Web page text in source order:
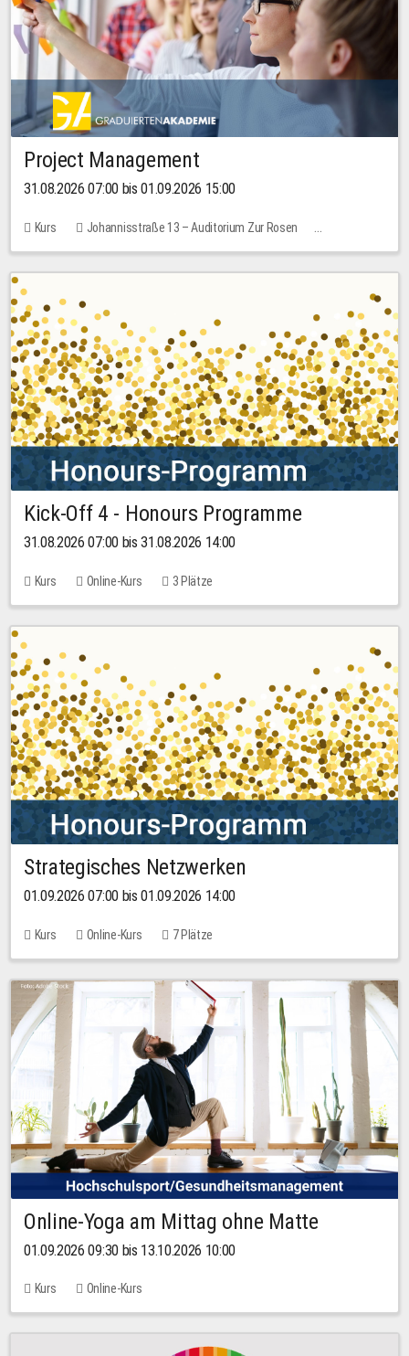
Project Management
31.08.2026 07:00 bis 01.09.2026 15:00
Kurs
Johannisstraße 13 – Auditorium Zur Rosen
Keine freien Plätze
30,00 EUR
Kick-Off 4 - Honours Programme
31.08.2026 07:00 bis 31.08.2026 14:00
Kurs Online-Kurs 3 Plätze
Strategisches Netzwerken
01.09.2026 07:00 bis 01.09.2026 14:00
Kurs Online-Kurs 7 Plätze
Online-Yoga am Mittag ohne Matte
01.09.2026 09:30 bis 13.10.2026 10:00
Kurs Online-Kurs